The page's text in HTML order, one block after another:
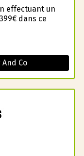
effectuant un
dans ce
Co